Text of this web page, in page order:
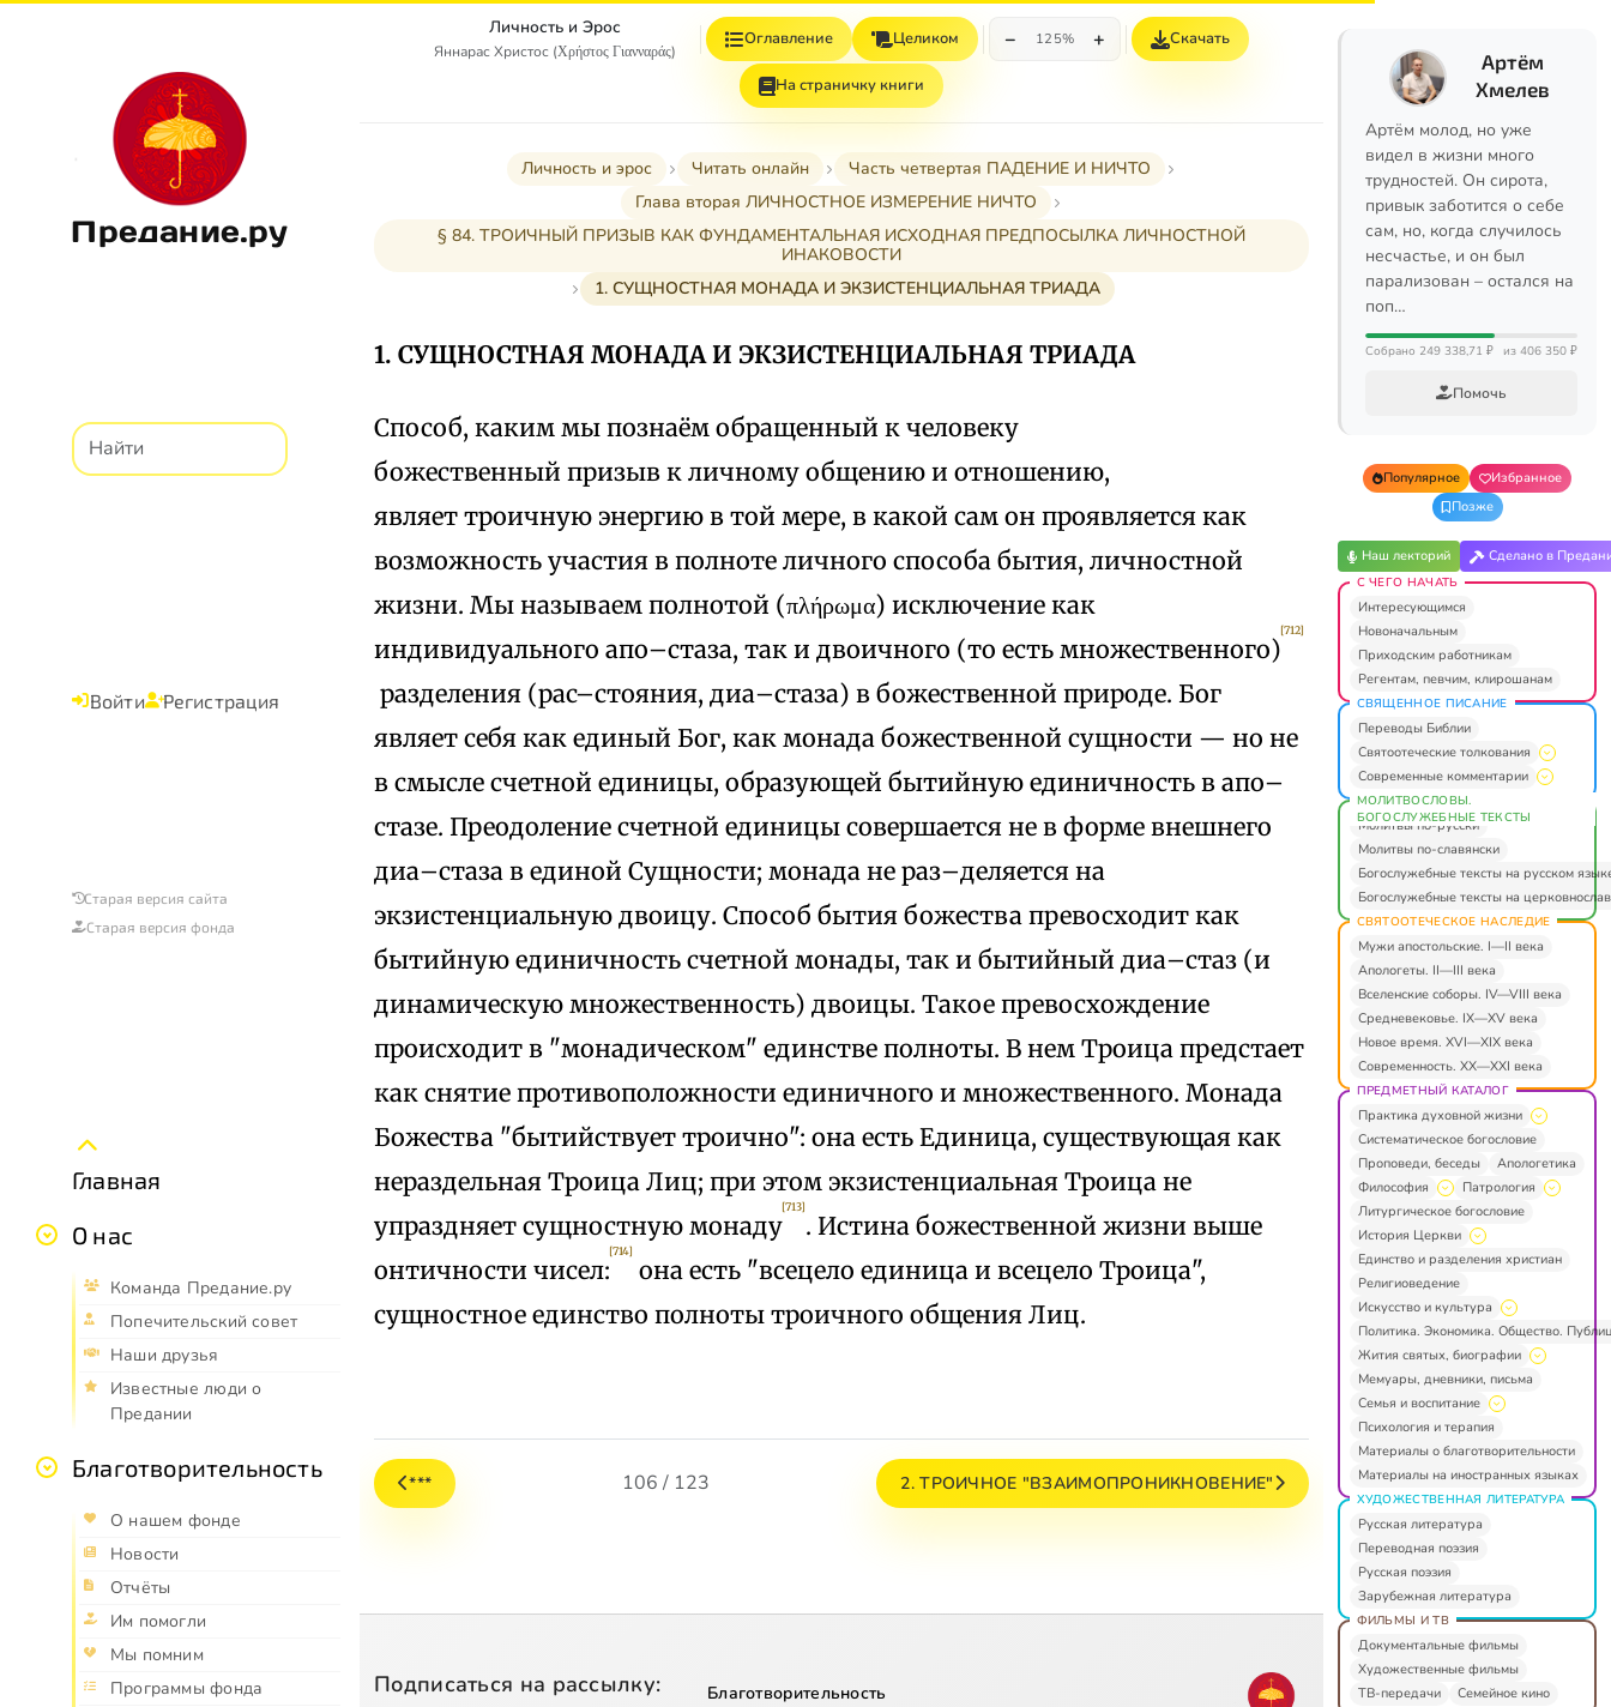
Предание.ру
Войти Регистрация
Старая версия сайта
Старая версия фонда
Главная
О нас
Команда Предание.ру
Попечительский совет
Наши друзья
Известные люди о
Предании
Благотворительность
О нашем фонде
Новости
Отчёты
Им помогли
Мы помним
Программы фонда
Личность и Эрос
Яннарас Христос (Χρήστος Γιανναράς)
Оглавление Целиком − 125% + Скачать
На страничку книги
Личность и эрос Читать онлайн
Часть четвертая ПАДЕНИЕ И НИЧТО
Глава вторая ЛИЧНОСТНОЕ ИЗМЕРЕНИЕ НИЧТО
§ 84. ТРОИЧНЫЙ ПРИЗЫВ КАК ФУНДАМЕНТАЛЬНАЯ ИСХОДНАЯ ПРЕДПОСЫЛКА ЛИЧНОСТНОЙ
ИНАКОВОСТИ
1. СУЩНОСТНАЯ МОНАДА И ЭКЗИСТЕНЦИАЛЬНАЯ ТРИАДА
1. СУЩНОСТНАЯ МОНАДА И ЭКЗИСТЕНЦИАЛЬНАЯ ТРИАДА
Способ, каким мы познаём обращенный к человеку
божественный призыв к личному общению и отношению,
являет троичную энергию в той мере, в какой сам он проявляется как
возможность участия в полноте личного способа бытия, личностной
жизни. Мы называем полнотой (πλήρωμα) исключение как
индивидуального апо–стаза, так и двоичного (то есть множественного)
[712]
разделения (pac–стояния, диа–стаза) в божественной природе. Бог
являет себя как единый Бог, как монада божественной сущности — но не
в смысле счетной единицы, образующей бытийную единичность в апо–
стазе. Преодоление счетной единицы совершается не в форме внешнего
диа–стаза в единой Сущности; монада не раз–деляется на
экзистенциальную двоицу. Способ бытия божества превосходит как
бытийную единичность счетной монады, так и бытийный диа–стаз (и
динамическую множественность) двоицы. Такое превосхождение
происходит в "монадическом" единстве полноты. В нем Троица предстает
как снятие противоположности единичного и множественного. Монада
Божества "бытийствует троично": она есть Единица, существующая как
нераздельная Троица Лиц; при этом экзистенциальная Троица не
упраздняет сущностную монаду
[713]
. Истина божественной жизни выше
онтичности чисел:
[714]
она есть "всецело единица и всецело Троица",
сущностное единство полноты троичного общения Лиц.
*** 106 / 123 2. ТРОИЧНОЕ "ВЗАИМОПРОНИКНОВЕНИЕ"
Подписаться на рассылку: Благотворительность
Артём
Хмелев
Артём молод, но уже
видел в жизни много
трудностей. Он сирота,
привык заботится о себе
сам, но, когда случилось
несчастье, и он был
парализован – остался на
поп…
Собрано 249 338,71 ₽ из 406 350 ₽
Помочь
Популярное
Избранное
Позже
Наш лекторий Сделано в
С ЧЕГО НАЧАТЬ
Интересующимся
Новоначальным
Приходским работникам
Регентам, певчим, клирошанам
СВЯЩЕННОЕ ПИСАНИЕ
Переводы Библии
Святоотеческие толкования
Современные комментарии
МОЛИТВОСЛОВЫ.
БОГОСЛУЖЕБНЫЕ ТЕКСТЫ
Молитвы по-русски
Молитвы по-славянски
Богослужебные тексты на русском
Богослужебные тексты на
СВЯТООТЕЧЕСКОЕ НАСЛЕДИЕ
Мужи апостольские. I—II века
Апологеты. II—III века
Вселенские соборы. IV—VIII века
Средневековье. IX—XV века
Новое время. XVI—XIX века
Современность. XX—XXI века
ПРЕДМЕТНЫЙ КАТАЛОГ
Практика духовной жизни
Систематическое богословие
Проповеди, беседы
Апологетика
Философия
Патрология
Литургическое богословие
История Церкви
Единство и разделения христиан
Религиоведение
Искусство и культура
Политика. Экономика. Общество.
Жития святых, биографии
Мемуары, дневники, письма
Семья и воспитание
Психология и терапия
Материалы о благотворительности
Материалы на иностранных языках
ХУДОЖЕСТВЕННАЯ ЛИТЕРАТУРА
Русская литература
Переводная поэзия
Русская поэзия
Зарубежная литература
ФИЛЬМЫ И ТВ
Документальные фильмы
Художественные фильмы
ТВ-передачи
Семейное кино